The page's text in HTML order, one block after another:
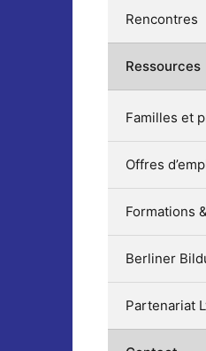
Rencontres
Ressources
Familles et
Offres
Formations
Berliner
Partenariat